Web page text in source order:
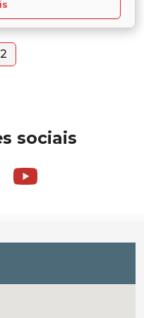
2
sociais